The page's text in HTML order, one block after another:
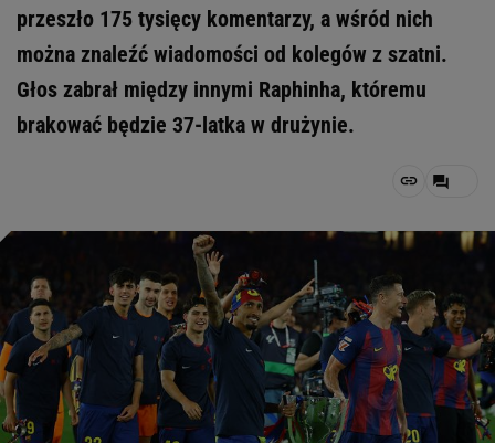
przeszło 175 tysięcy komentarzy, a wśród nich
można znaleźć wiadomości od kolegów z szatni.
Głos zabrał między innymi Raphinha, któremu
brakować będzie 37-latka w drużynie.